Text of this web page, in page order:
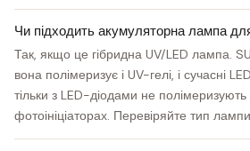
Чи підходить акумуляторна лампа
Так, якщо це гібридна UV/LED лампа.
вона полімеризує і UV-гелі, і сучасні
тільки з LED-діодами не полімеризують
фотоініціаторах. Перевіряйте тип